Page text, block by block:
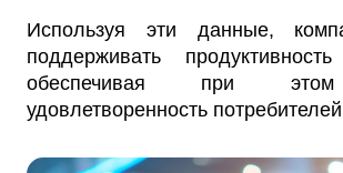
Используя эти данные,
поддерживать
обеспечивая при
удовлетворенность